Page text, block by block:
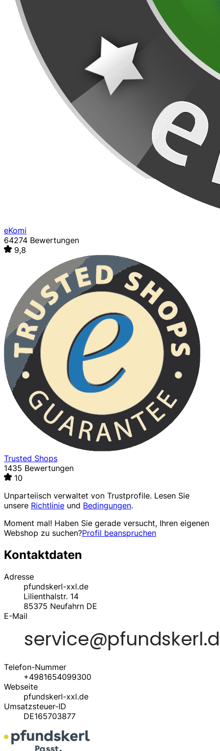
eKomi
64274 Bewertungen
9,8
Trusted Shops
1435 Bewertungen
10
Unparteiisch verwaltet von Trustprofile. Lesen Sie
unsere Richtlinie und Bedingungen.
Moment mal! Haben Sie gerade versucht, Ihren eigenen
Webshop zu suchen?Profil beanspruchen
Kontaktdaten
Adresse
pfundskerl-xxl.de
Lilienthalstr. 14
85375 Neufahrn DE
E-Mail
Telefon-Nummer
+4981654099300
Webseite
pfundskerl-xxl.de
Umsatzsteuer-ID
DE165703877